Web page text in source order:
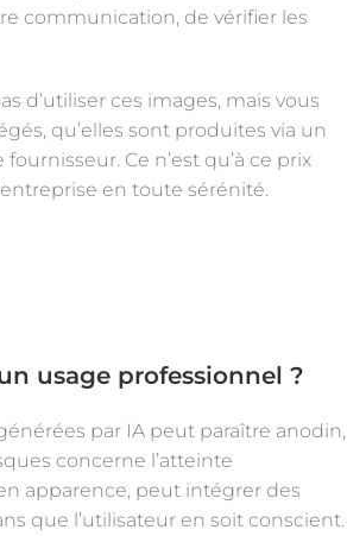
communication, de vérifier les
d’utiliser ces images, mais vous
qu’elles sont produites via un
Ce n’est qu’à ce prix
en toute sérénité.
usage professionnel ?
par IA peut paraître anodin,
concerne l’atteinte
apparence, peut intégrer des
que l’utilisateur en soit conscient.